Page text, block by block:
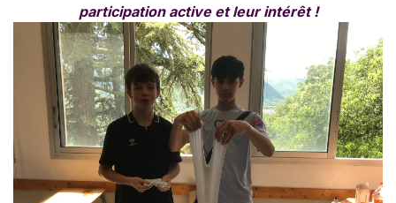
participation active et leur intérêt !